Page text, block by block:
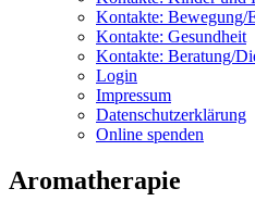
Kontakte: Bewegung/
Kontakte: Gesundheit
Kontakte: Beratung/
Login
Impressum
Datenschutzerklärung
Online spenden
Aromatherapie